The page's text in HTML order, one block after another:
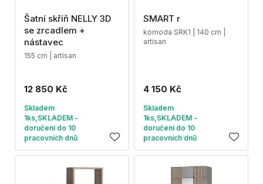
Šatní skříň NELLY 3D
se zrcadlem +
nástavec
155 cm | artisan
12 850 Kč
Skladem
1ks,SKLADEM -
doručení do 10
pracovních dnů
SMART r
komoda SRK1 | 140 cm |
artisan
4 150 Kč
Skladem
1ks,SKLADEM -
doručení do 10
pracovních dnů